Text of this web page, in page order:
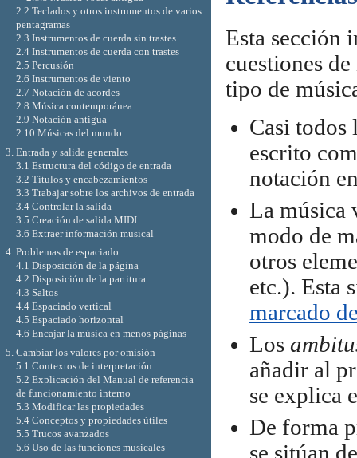
Esta sección
cuestiones
tipo de
Casi todos
escrito
notación
La música
modo de
otros
etc.). Esta
marcado
Los
añadir al
se explica
De forma
se sitúan
2.2 Teclados y otros instrumentos de varios
pentagramas
2.3 Instrumentos de cuerda sin trastes
2.4 Instrumentos de cuerda con trastes
2.5 Percusión
2.6 Instrumentos de viento
2.7 Notación de acordes
2.8 Música contemporánea
2.9 Notación antigua
2.10 Músicas del mundo
3. Entrada y salida generales
3.1 Estructura del código de entrada
3.2 Títulos y encabezamientos
3.3 Trabajar sobre los archivos de entrada
3.4 Controlar la salida
3.5 Creación de salida MIDI
3.6 Extraer información musical
4. Problemas de espaciado
4.1 Disposición de la página
4.2 Disposición de la partitura
4.3 Saltos
4.4 Espaciado vertical
4.5 Espaciado horizontal
4.6 Encajar la música en menos páginas
5. Cambiar los valores por omisión
5.1 Contextos de interpretación
5.2 Explicación del Manual de referencia
de funcionamiento interno
5.3 Modificar las propiedades
5.4 Conceptos y propiedades útiles
5.5 Trucos avanzados
5.6 Uso de las funciones musicales